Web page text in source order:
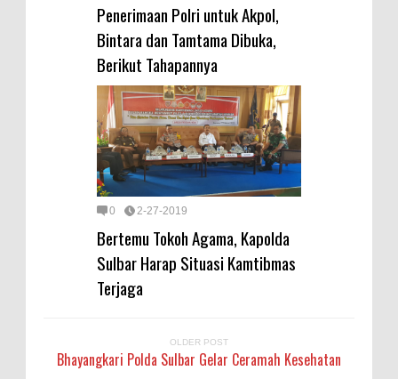
Penerimaan Polri untuk Akpol,
Bintara dan Tamtama Dibuka,
Berikut Tahapannya
0 2-27-2019
Bertemu Tokoh Agama, Kapolda
Sulbar Harap Situasi Kamtibmas
Terjaga
OLDER POST
Bhayangkari Polda Sulbar Gelar Ceramah Kesehatan